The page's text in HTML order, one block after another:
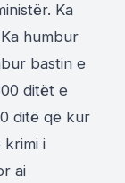
Ka
humbur
bastin e
ditët e
ditë që kur
krimi i
ai